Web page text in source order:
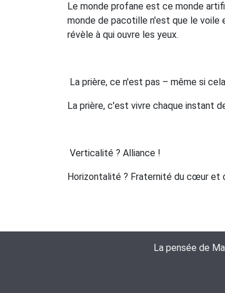
Le monde profane est ce monde
monde de pacotille n'est que le voile
révèle à qui ouvre les yeux.
La prière, ce n'est pas – même si
La prière, c'est vivre chaque instant
Verticalité ? Alliance !
Horizontalité ? Fraternité du cœur et
La pensée de